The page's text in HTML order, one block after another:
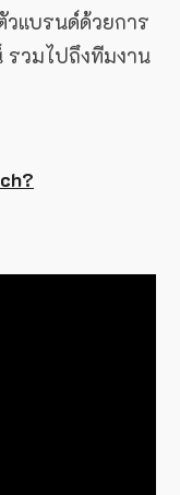
วแบรนด์ด้วยการ
รวมไปถึงทีมงาน